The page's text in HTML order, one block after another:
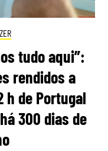
tudo aqui”:
rendidos a
h de Portugal
300 dias de